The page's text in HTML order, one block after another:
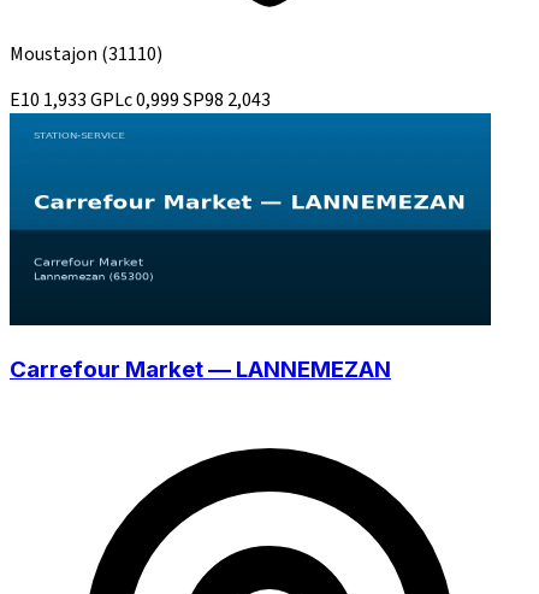
Moustajon (31110)
E10 1,933GPLc0,999SP98 2,043
Carrefour Market — LANNEMEZAN